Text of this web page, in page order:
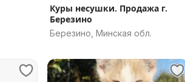
Куры несушки. Продажа г.
Березино
Березино, Минская обл.